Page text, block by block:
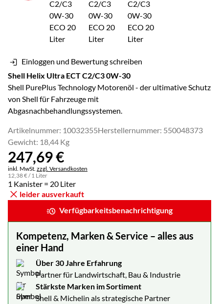
Einloggen und Bewertung schreiben
Shell Helix Ultra ECT C2/C3 0W-30
Shell PurePlus Technology Motorenöl - der ultimative Schutz
von Shell für Fahrzeuge mit
Abgasnachbehandlungssystemen.
Artikelnummer: 10032355Herstellernummer: 550048373
Gewicht: 18,44 Kg
247,69€
Steuerhinweis:
inkl. MwSt. zzgl. Versandkosten
12,38€/ 1 Liter
1 Kanister = 20 Liter
leider ausverkauft
Verfügbarkeitsbenachrichtigung
Kompetenz, Marken & Service – alles aus
einer Hand
Über 30 Jahre Erfahrung
Partner für Landwirtschaft, Bau & Industrie
Stärkste Marken im Sortiment
Shell & Michelin als strategische Partner